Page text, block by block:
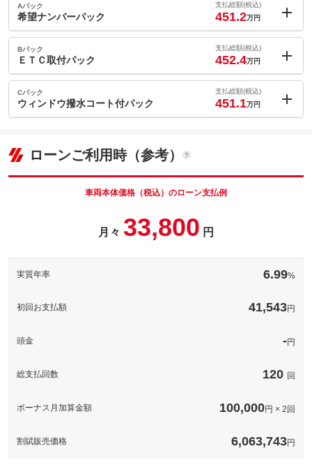
Aパック
希望ナンバーパック
支払総額(税込)
451.2万円
内：オプシ
ョン価格
(税込)
車両本体価
435.4万円
このパックの見積もり依頼（無料）
Bパック
ＥＴＣ取付パック
支払総額(税込)
452.4万円
内：オプシ
ョン価格
(税込)
車両本体価
パック内容
Cパック
ウィンドウ撥水コート付パック
支払総額(税込)
451.1万円
車両本体価
435.4
このパックの見積もり依頼（無料）
ローンご利用時（参考）
車両本体価格（税込）のローン支払例
月々 33,800 円
実質年率 6.99%
初回お支払額 41,543円
頭金 -円
総支払回数 120 回
ボーナス月加算金額 100,000円 × 2回
割賦販売価格 6,063,743円